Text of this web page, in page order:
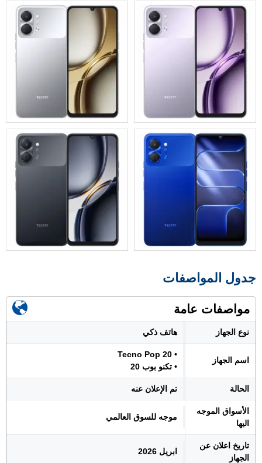
جدول المواصفات
مواصفات عامة
نوع الجهاز هاتف ذكي
اسم الجهاز
• Tecno Pop 20
• تكنو بوب 20
الحالة تم الإعلان عنه
الأسواق الموجه
اليها
موجه للسوق العالمي
تاريخ اعلان عن
الجهاز
ابريل 2026